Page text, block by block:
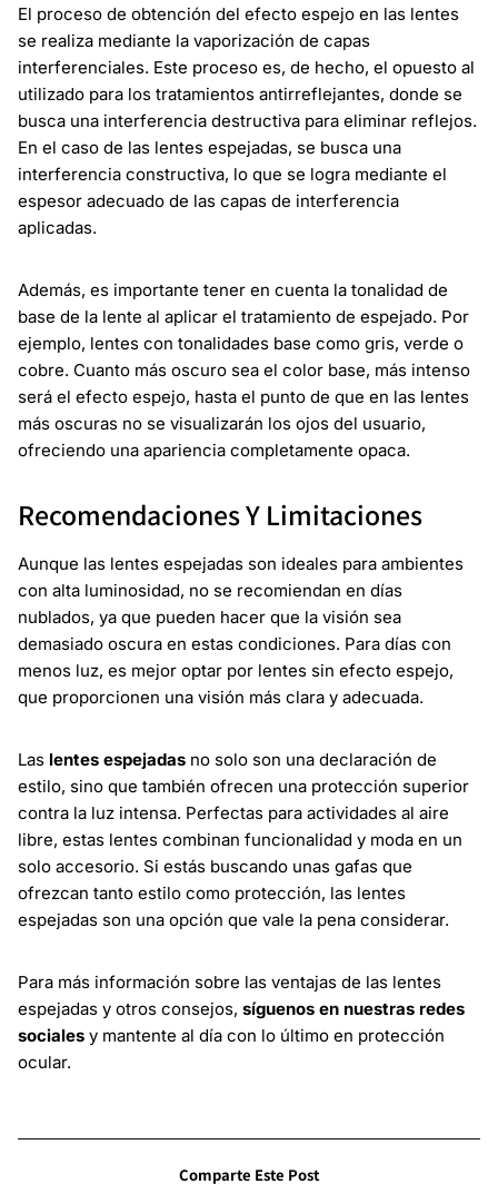
El proceso de obtención del efecto espejo en las lentes
se realiza mediante la vaporización de capas
interferenciales. Este proceso es, de hecho, el opuesto al
utilizado para los tratamientos antirreflejantes, donde se
busca una interferencia destructiva para eliminar reflejos.
En el caso de las lentes espejadas, se busca una
interferencia constructiva, lo que se logra mediante el
espesor adecuado de las capas de interferencia
aplicadas.
Además, es importante tener en cuenta la tonalidad de
base de la lente al aplicar el tratamiento de espejado. Por
ejemplo, lentes con tonalidades base como gris, verde o
cobre. Cuanto más oscuro sea el color base, más intenso
será el efecto espejo, hasta el punto de que en las lentes
más oscuras no se visualizarán los ojos del usuario,
ofreciendo una apariencia completamente opaca.
Recomendaciones Y Limitaciones
Aunque las lentes espejadas son ideales para ambientes
con alta luminosidad, no se recomiendan en días
nublados, ya que pueden hacer que la visión sea
demasiado oscura en estas condiciones. Para días con
menos luz, es mejor optar por lentes sin efecto espejo,
que proporcionen una visión más clara y adecuada.
Las lentes espejadas no solo son una declaración de
estilo, sino que también ofrecen una protección superior
contra la luz intensa. Perfectas para actividades al aire
libre, estas lentes combinan funcionalidad y moda en un
solo accesorio. Si estás buscando unas gafas que
ofrezcan tanto estilo como protección, las lentes
espejadas son una opción que vale la pena considerar.
Para más información sobre las ventajas de las lentes
espejadas y otros consejos, síguenos en nuestras redes
sociales y mantente al día con lo último en protección
ocular.
Comparte Este Post